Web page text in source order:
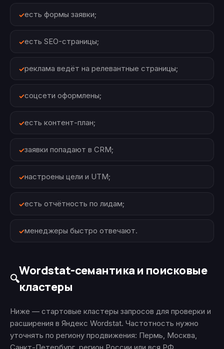
есть формы заявки;
есть SEO-страницы;
реклама ведёт на релевантные страницы;
соцсети оформлены;
есть контент-план;
заявки попадают в CRM;
настроены цели и UTM;
есть отчётность по лидам;
менеджеры быстро отвечают.
🔍
Wordstat-семантика и поисковые
кластеры
Ниже — стартовые кластеры запросов для проверки и
расширения в Яндекс Wordstat. Частотность нужно
уточнять по региону продвижения: Пермь, Москва,